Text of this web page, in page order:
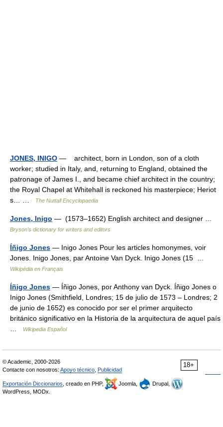
JONES, INIGO — architect, born in London, son of a cloth
worker; studied in Italy, and, returning to England, obtained the
patronage of James I., and became chief architect in the country;
the Royal Chapel at Whitehall is reckoned his masterpiece; Heriot
s… …
The Nuttall Encyclopaedia
Jones, Inigo — (1573–1652) English architect and designer …
Bryson’s dictionary for writers and editors
Íñigo Jones — Inigo Jones Pour les articles homonymes, voir
Jones. Inigo Jones, par Antoine Van Dyck. Inigo Jones (15 …
Wikipédia en Français
Íñigo Jones — Íñigo Jones, por Anthony van Dyck. Íñigo Jones o
Inigo Jones (Smithfield, Londres; 15 de julio de 1573 – Londres; 2
de junio de 1652) es conocido por ser el primer arquitecto
británico significativo en la Historia de la arquitectura de aquel país
Wikipedia Español
18+
© Academic, 2000-2026
Contacte con nosotros: Apoyo técnico Publicidad
Exportación Diccionarios , creado en PHP, Joomla,
Drupal,
WordPress, MODx.